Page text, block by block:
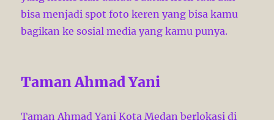
bisa menjadi spot foto keren yang bisa kamu
bagikan ke sosial media yang kamu punya.
Taman Ahmad Yani
Taman Ahmad Yani Kota Medan berlokasi di